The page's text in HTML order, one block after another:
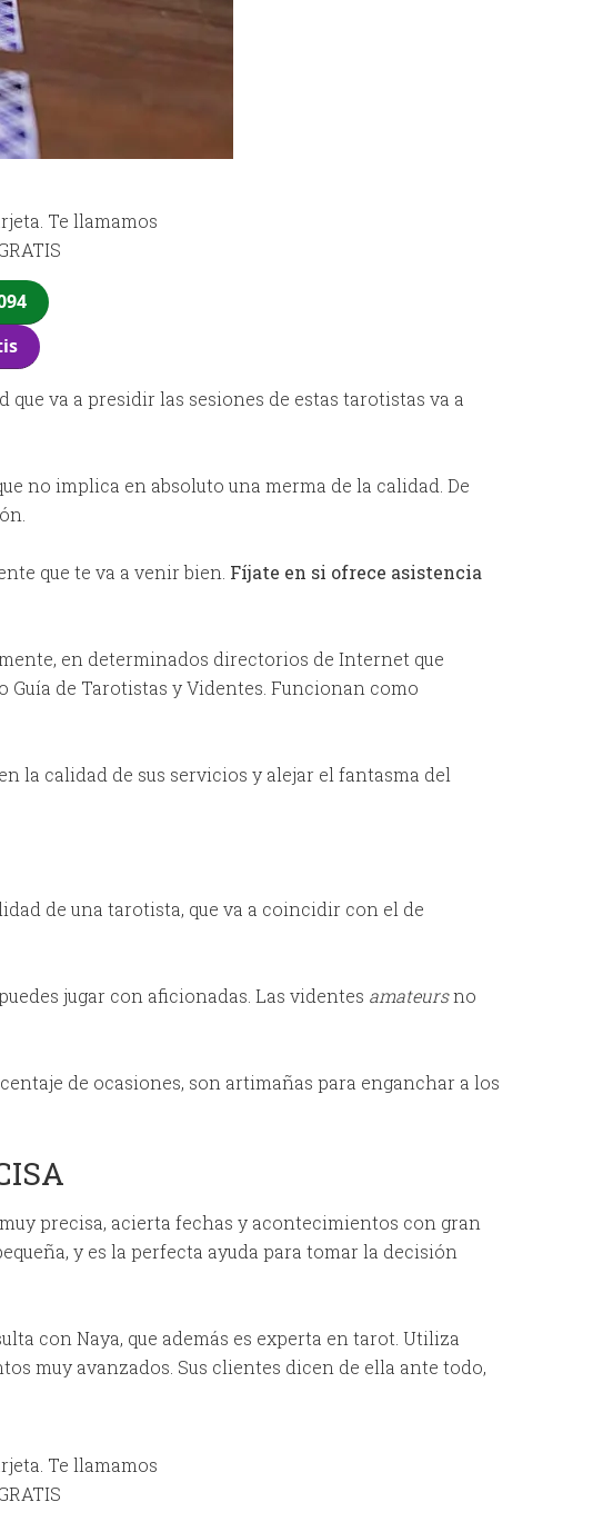
Te llamamos
va a presidir las sesiones de estas tarotistas va a
no implica en absoluto una merma de la calidad. De
que te va a venir bien. Fíjate en si ofrece asistencia
en determinados directorios de Internet que
Guía de Tarotistas y Videntes. Funcionan como
la calidad de sus servicios y alejar el fantasma del
de una tarotista, que va a coincidir con el de
jugar con aficionadas. Las videntes amateursno
de ocasiones, son artimañas para enganchar a los
precisa, acierta fechas y acontecimientos con gran
y es la perfecta ayuda para tomar la decisión
con Naya, que además es experta en tarot. Utiliza
muy avanzados. Sus clientes dicen de ella ante todo,
Te llamamos